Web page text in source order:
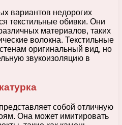
вариантов недорогих
текстильные обивки. Они
материалов, таких
волокна. Текстильные
оригинальный вид, но
звукоизоляцию в
собой отличную
Она может имитировать